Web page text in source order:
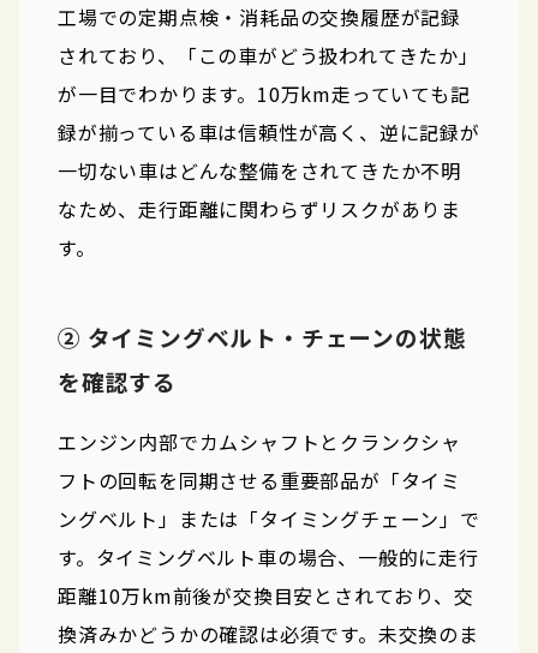
工場での定期点検・消耗品の交換履歴が記録
されており、「この車がどう扱われてきたか」
が一目でわかります。10万km走っていても記
録が揃っている車は信頼性が高く、逆に記録が
一切ない車はどんな整備をされてきたか不明
なため、走行距離に関わらずリスクがありま
す。
② タイミングベルト・チェーンの状態
を確認する
エンジン内部でカムシャフトとクランクシャ
フトの回転を同期させる重要部品が「タイミ
ングベルト」または「タイミングチェーン」で
す。タイミングベルト車の場合、一般的に走行
距離10万km前後が交換目安とされており、交
換済みかどうかの確認は必須です。未交換のま